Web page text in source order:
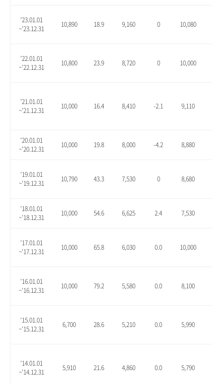
'23.01.01
~'23.12.31
10,890 18.9 9,160 0 10,080
'22.01.01
~'22.12.31
10,800 23.9 8,720 0 10,000
'21.01.01
~'21.12.31
10,000 16.4 8,410 -2.1 9,110
'20.01.01
~'20.12.31
10,000 19.8 8,000 -4.2 8,880
'19.01.01
~'19.12.31
10,790 43.3 7,530 0 8,680
'18.01.01
~'18.12.31
10,000 54.6 6,625 2.4 7,530
'17.01.01
~'17.12.31
10,000 65.8 6,030 0.0 10,000
'16.01.01
~'16.12.31
10,000 79.2 5,580 0.0 8,100
'15.01.01
~'15.12.31
6,700 28.6 5,210 0.0 5,990
'14.01.01
~'14.12.31
5,910 21.6 4,860 0.0 5,790